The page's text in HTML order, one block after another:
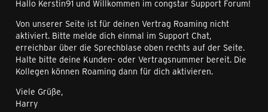
Hallo Kerstin91 und Willkommen im congstar Support Forum!
Von unserer Seite ist für deinen Vertrag Roaming nicht
aktiviert. Bitte melde dich einmal im Support Chat,
erreichbar über die Sprechblase oben rechts auf der Seite.
Halte bitte deine Kunden- oder Vertragsnummer bereit. Die
Kollegen können Roaming dann für dich aktivieren.
Viele Grüße,
Harry